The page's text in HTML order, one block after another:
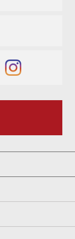
タッフブログ
instagram